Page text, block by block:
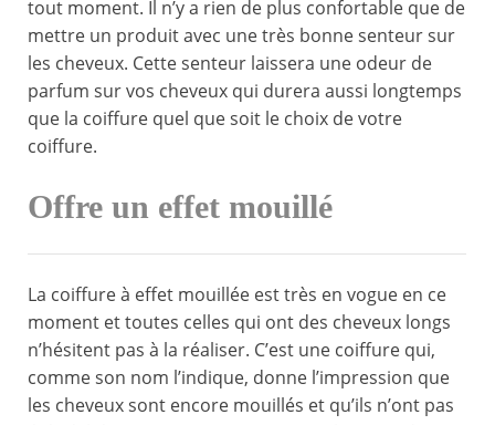
tout moment. Il n’y a rien de plus confortable que de
mettre un produit avec une très bonne senteur sur
les cheveux. Cette senteur laissera une odeur de
parfum sur vos cheveux qui durera aussi longtemps
que la coiffure quel que soit le choix de votre
coiffure.
Offre un effet mouillé
La coiffure à effet mouillée est très en vogue en ce
moment et toutes celles qui ont des cheveux longs
n’hésitent pas à la réaliser. C’est une coiffure qui,
comme son nom l’indique, donne l’impression que
les cheveux sont encore mouillés et qu’ils n’ont pas